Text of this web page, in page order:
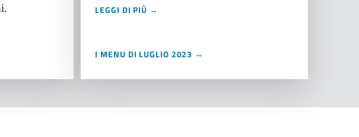
LEGGI DI PIÙ →
I MENU DI LUGLIO 2023 →